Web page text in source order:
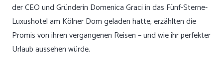
der CEO und Gründerin Domenica Graci in das Fünf-Sterne-
Luxushotel am Kölner Dom geladen hatte, erzählten die
Promis von ihren vergangenen Reisen – und wie ihr perfekter
Urlaub aussehen würde.